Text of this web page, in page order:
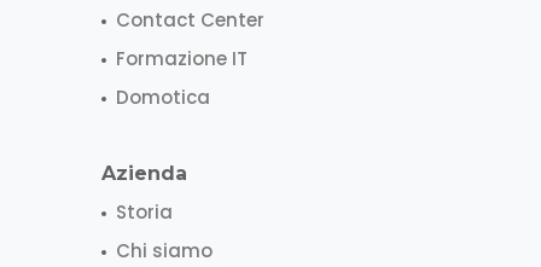
Contact Center
Formazione IT
Domotica
Azienda
Storia
Chi siamo